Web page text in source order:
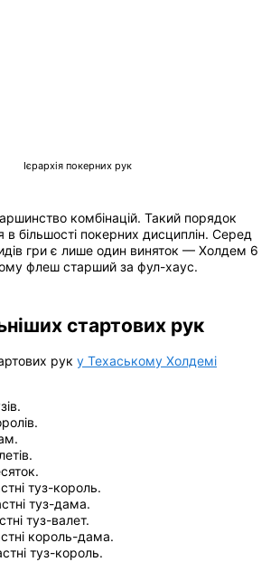
Ієрархія покерних рук
комбінацій. Такий порядок
в більшості покерних дисциплін. Серед
гри є лише один виняток — Холдем 6
флеш старший за фул-хаус.
стартових рук
рук у Техаському Холдемі
туз-король.
туз-дама.
туз-валет.
король-дама.
туз-король.